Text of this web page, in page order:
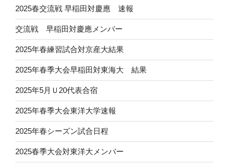
2025春交流戦 早稲田対慶應 速報
交流戦 早稲田対慶應メンバー
2025年春練習試合対京産大結果
2025年春季大会早稲田対東海大 結果
2025年5月Ｕ20代表合宿
2025年春季大会東洋大学速報
2025年春シーズン試合日程
2025春季大会対東洋大メンバー